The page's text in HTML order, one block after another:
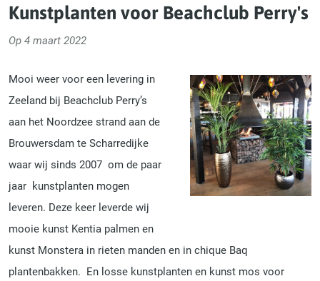
Kunstplanten voor Beachclub Perry's
Op 4 maart 2022
Mooi weer voor een levering in
Zeeland bij Beachclub Perry’s
aan het Noordzee strand aan de
Brouwersdam te Scharredijke
waar wij sinds 2007 om de paar
jaar kunstplanten mogen
leveren. Deze keer leverde wij
mooie kunst Kentia palmen en
kunst Monstera in rieten manden en in chique Baq
plantenbakken. En losse kunstplanten en kunst mos voor